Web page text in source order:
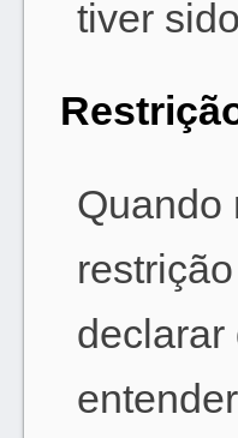
tiver
Quando
declarar